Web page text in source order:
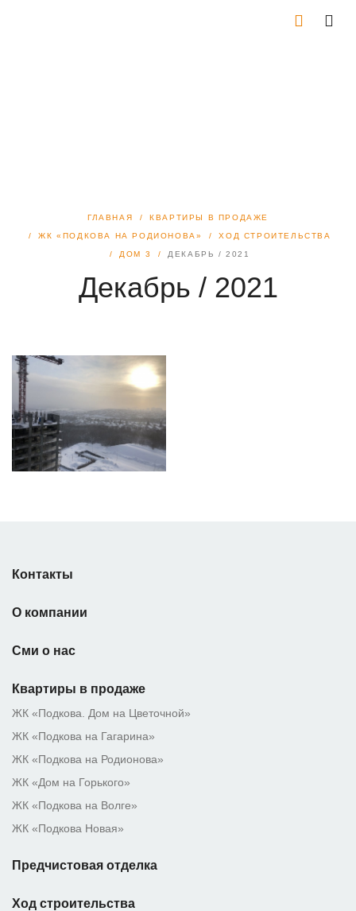
ГЛАВНАЯ КВАРТИРЫ В ПРОДАЖЕ
ЖК «ПОДКОВА НА РОДИОНОВА» ХОД СТРОИТЕЛЬСТВА
ДОМ 3 ДЕКАБРЬ / 2021
Декабрь / 2021
Контакты
О компании
Сми о нас
Квартиры в продаже
ЖК «Подкова. Дом на Цветочной»
ЖК «Подкова на Гагарина»
ЖК «Подкова на Родионова»
ЖК «Дом на Горького»
ЖК «Подкова на Волге»
ЖК «Подкова Новая»
Предчистовая отделка
Ход строительства